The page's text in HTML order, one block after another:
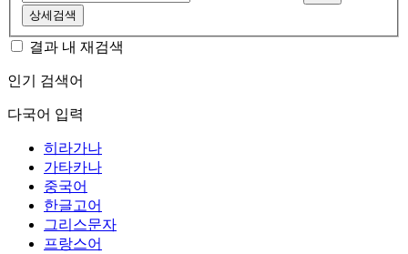
상세검색
결과 내 재검색
인기 검색어
다국어 입력
히라가나
가타카나
중국어
한글고어
그리스문자
프랑스어